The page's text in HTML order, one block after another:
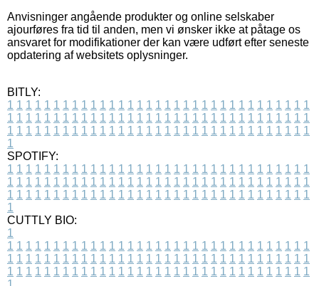
Anvisninger angående produkter og online selskaber
ajourføres fra tid til anden, men vi ønsker ikke at påtage os
ansvaret for modifikationer der kan være udført efter seneste
opdatering af websitets oplysninger.
BITLY:
1 1 1 1 1 1 1 1 1 1 1 1 1 1 1 1 1 1 1 1 1 1 1 1 1 1 1 1 1 1 1 1 1
1 1 1 1 1 1 1 1 1 1 1 1 1 1 1 1 1 1 1 1 1 1 1 1 1 1 1 1 1 1 1 1 1
1 1 1 1 1 1 1 1 1 1 1 1 1 1 1 1 1 1 1 1 1 1 1 1 1 1 1 1 1 1 1 1 1
1
SPOTIFY:
1 1 1 1 1 1 1 1 1 1 1 1 1 1 1 1 1 1 1 1 1 1 1 1 1 1 1 1 1 1 1 1 1
1 1 1 1 1 1 1 1 1 1 1 1 1 1 1 1 1 1 1 1 1 1 1 1 1 1 1 1 1 1 1 1 1
1 1 1 1 1 1 1 1 1 1 1 1 1 1 1 1 1 1 1 1 1 1 1 1 1 1 1 1 1 1 1 1 1
1
CUTTLY BIO:
1
1 1 1 1 1 1 1 1 1 1 1 1 1 1 1 1 1 1 1 1 1 1 1 1 1 1 1 1 1 1 1 1 1
1 1 1 1 1 1 1 1 1 1 1 1 1 1 1 1 1 1 1 1 1 1 1 1 1 1 1 1 1 1 1 1 1
1 1 1 1 1 1 1 1 1 1 1 1 1 1 1 1 1 1 1 1 1 1 1 1 1 1 1 1 1 1 1 1 1